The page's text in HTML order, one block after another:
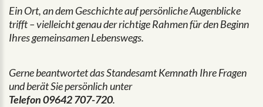
Ein Ort, an dem Geschichte auf persönliche Augenblicke
trifft – vielleicht genau der richtige Rahmen für den Beginn
Ihres gemeinsamen Lebenswegs.
Gerne beantwortet das Standesamt Kemnath Ihre Fragen
und berät Sie persönlich unter
Telefon 09642 707-720.